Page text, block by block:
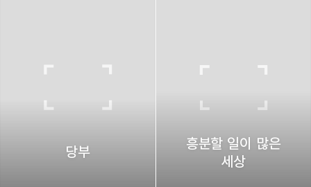
당부
흥분할 일이 많은
세상